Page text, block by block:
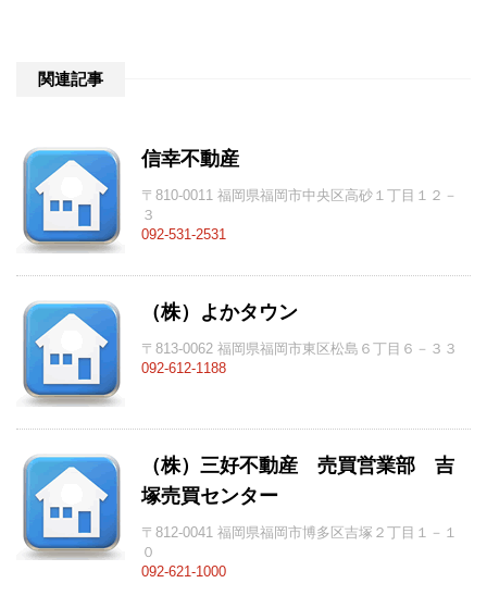
関連記事
信幸不動産
〒810-0011 福岡県福岡市中央区高砂１丁目１２－
３
092-531-2531
（株）よかタウン
〒813-0062 福岡県福岡市東区松島６丁目６－３３
092-612-1188
（株）三好不動産 売買営業部 吉
塚売買センター
〒812-0041 福岡県福岡市博多区吉塚２丁目１－１
０
092-621-1000